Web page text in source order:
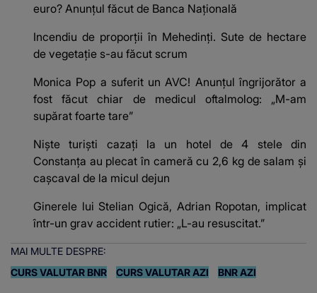
euro? Anunțul făcut de Banca Națională
Incendiu de proporții în Mehedinți. Sute de hectare
de vegetație s-au făcut scrum
Monica Pop a suferit un AVC! Anunțul îngrijorător a
fost făcut chiar de medicul oftalmolog: „M-am
supărat foarte tare”
Niște turiști cazați la un hotel de 4 stele din
Constanța au plecat în cameră cu 2,6 kg de salam și
cașcaval de la micul dejun
Ginerele lui Stelian Ogică, Adrian Ropotan, implicat
într-un grav accident rutier: „L-au resuscitat.”
MAI MULTE DESPRE:
CURS VALUTAR BNR
CURS VALUTAR AZI BNR AZI